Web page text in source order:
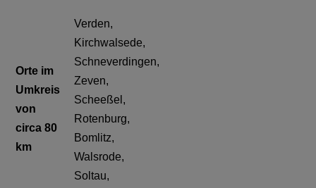
Orte im
Umkreis
von
circa 80
km
Verden,
Kirchwalsede,
Schneverdingen,
Zeven,
Scheeßel,
Rotenburg,
Bomlitz,
Walsrode,
Soltau,